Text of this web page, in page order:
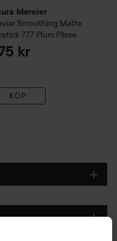
Mercier
Smoothing Matte
777 Plum Plisse
kr
KÖP